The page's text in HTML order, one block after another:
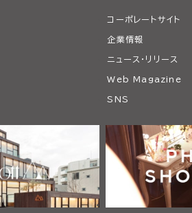
コーポレートサイト
企業情報
ニュース・リリース
Web Magazine
SNS